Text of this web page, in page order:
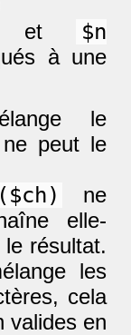
et
$n
à une
le
peut le
ne
elle-
résultat.
les
cela
valides en